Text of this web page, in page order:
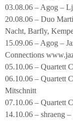
03.08.06 – Agog –
20.08.06 – Duo
Nacht, Barfly,
15.09.06 – Agog –
Connections
05.10.06 – Quartett
06.10.06 – Quartett
Mitschnitt
07.10.06 – Quartett
14.10.06 – shraeng